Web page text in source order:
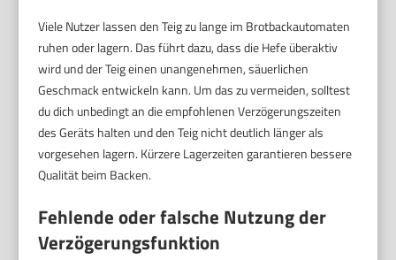
Viele Nutzer lassen den Teig zu lange im Brotbackautomaten
ruhen oder lagern. Das führt dazu, dass die Hefe überaktiv
wird und der Teig einen unangenehmen, säuerlichen
Geschmack entwickeln kann. Um das zu vermeiden, solltest
du dich unbedingt an die empfohlenen Verzögerungszeiten
des Geräts halten und den Teig nicht deutlich länger als
vorgesehen lagern. Kürzere Lagerzeiten garantieren bessere
Qualität beim Backen.
Fehlende oder falsche Nutzung der
Verzögerungsfunktion